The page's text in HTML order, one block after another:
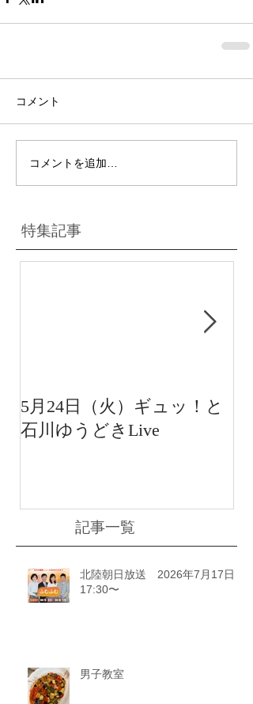
コメント
コメントを追加…
特集記事
5月24日（火）ギュッ！と
石川ゆうどきLive
記事一覧
北陸朝日放送 2026年7月17日
17:30〜
男子教室